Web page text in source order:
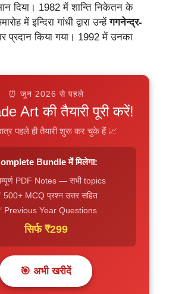
दिया। 1982 में शान्ति निकेतन के
में इन्दिरा गांधी द्वारा उन्हेंगगनेन्द्र-
प्रदान किया गया। 1992 में उनका
⏰ जून 2026 से पहले
Art की तैयारी पूरी करें!
पहले ही तैयारी शुरू कर चुके हैं 📈
Bundle में मिलेगा:
PDF Notes — सभी topics
500+ MCQ प्रश्न उत्तर सहित
Previous Year Questions
सिर्फ ₹299
🎯 अभी खरीदें